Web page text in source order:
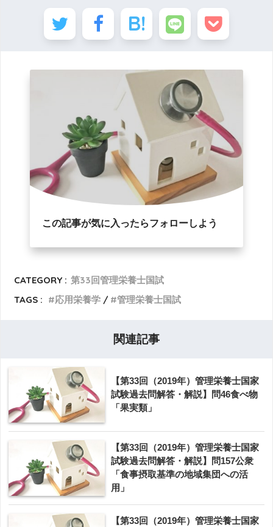
この記事が気に入ったらフォローしよう
CATEGORY : 第33回管理栄養士国試
TAGS :
応用栄養学 管理栄養士国試
関連記事
【第33回（2019年）管理栄養士国家
試験過去問解答・解説】問46食べ物
「果実類」
【第33回（2019年）管理栄養士国家
試験過去問解答・解説】問157公衆
「食事摂取基準の地域集団への活
用」
【第33回（2019年）管理栄養士国家